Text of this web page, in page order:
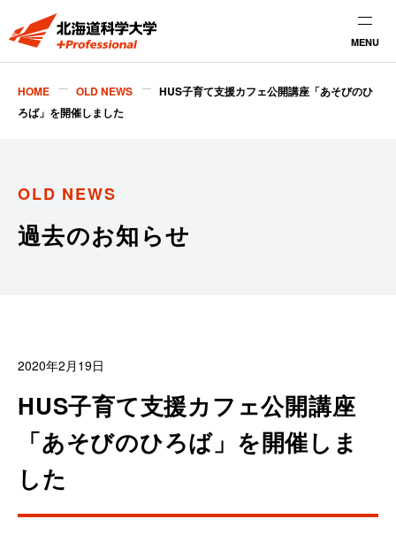
MENU
HOME OLD NEWS
HUS子育て支援カフェ公開講座「あそびのひ
ろば」を開催しました
OLD NEWS
過去のお知らせ
2020年2月19日
HUS子育て支援カフェ公開講座
「あそびのひろば」を開催しま
した